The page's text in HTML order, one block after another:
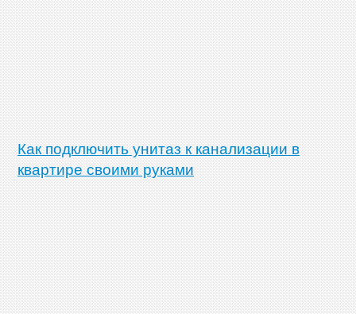
Как подключить унитаз к канализации в
квартире своими руками